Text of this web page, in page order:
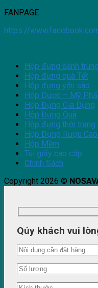
FANPAGE
https://
Hộp đựng bánh
Hộp đựng quà Tết
Hộp đựng yến sào
Hộp Dược – Mỹ
Hộp Đựng Gia Dụng
Hộp Đựng Quà
Hộp đựng thời trang
Hộp Đựng Rượu
Hộp Mềm
Túi giấy cao cấp
Chính Sách
Copyright 2026 ©
Qúy khách vui